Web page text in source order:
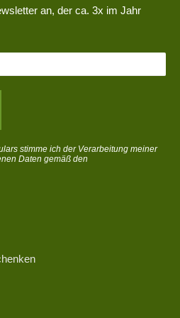
an, der ca. 3x im Jahr
stimme ich der Verarbeitung meiner
Daten gemäß den